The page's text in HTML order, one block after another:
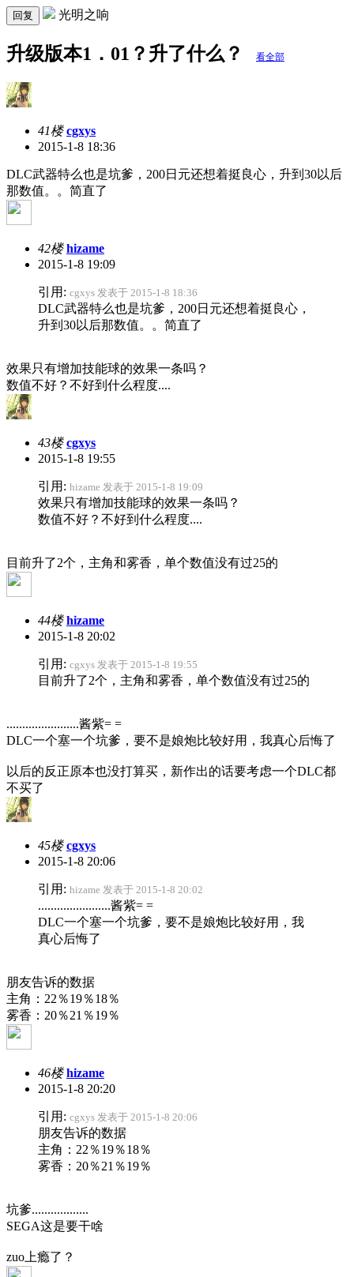
回复 光明之响
升级版本1．01？升了什么？ 看全部
41楼 cgxys
2015-1-8 18:36
DLC武器特么也是坑爹，200日元还想着挺良心，升到30以后
那数值。。简直了
42楼 hizame
2015-1-8 19:09
引用: cgxys 发表于 2015-1-8 18:36
DLC武器特么也是坑爹，200日元还想着挺良心，
升到30以后那数值。。简直了
效果只有增加技能球的效果一条吗？
数值不好？不好到什么程度....
43楼 cgxys
2015-1-8 19:55
引用: hizame 发表于 2015-1-8 19:09
效果只有增加技能球的效果一条吗？
数值不好？不好到什么程度....
目前升了2个，主角和雾香，单个数值没有过25的
44楼 hizame
2015-1-8 20:02
引用: cgxys 发表于 2015-1-8 19:55
目前升了2个，主角和雾香，单个数值没有过25的
.......................酱紫= =
DLC一个塞一个坑爹，要不是娘炮比较好用，我真心后悔了
以后的反正原本也没打算买，新作出的话要考虑一个DLC都
不买了
45楼 cgxys
2015-1-8 20:06
引用: hizame 发表于 2015-1-8 20:02
.......................酱紫= =
DLC一个塞一个坑爹，要不是娘炮比较好用，我
真心后悔了
朋友告诉的数据
主角：22％19％18％
雾香：20％21％19％
46楼 hizame
2015-1-8 20:20
引用: cgxys 发表于 2015-1-8 20:06
朋友告诉的数据
主角：22％19％18％
雾香：20％21％19％
坑爹..................
SEGA这是要干啥
zuo上瘾了？